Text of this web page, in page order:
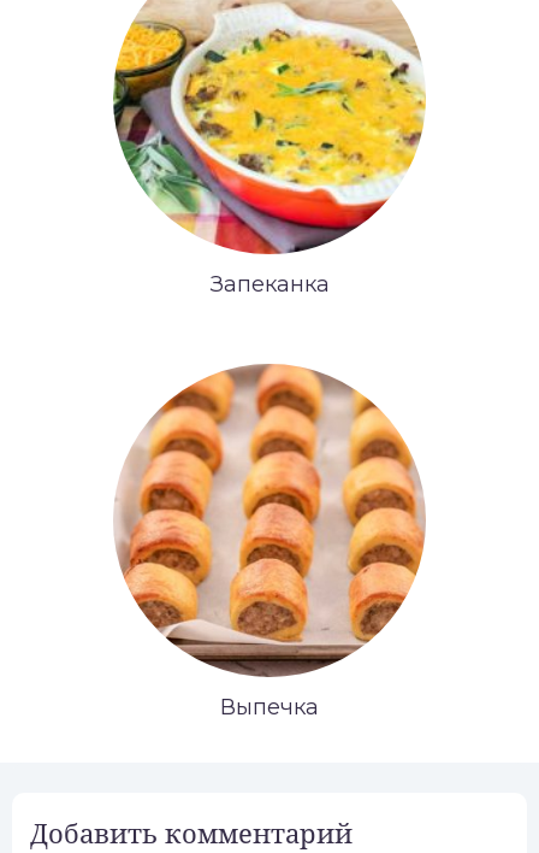
Запеканка
Выпечка
Добавить комментарий